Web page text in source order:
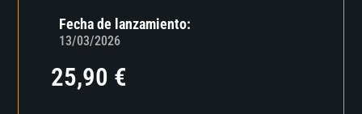
Fecha de lanzamiento:
13/03/2026
25,90 €